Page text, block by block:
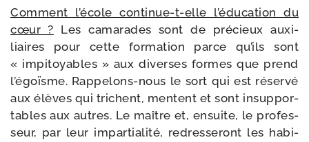
Comment l’é­cole continue-​t-​elle l’é­du­ca­tion du
cœur ? Les cama­rades sont de pré­cieux auxi­
liaires pour cette for­ma­tion parce qu’ils sont
« impi­toyables » aux diverses formes que prend
l’é­goïsme. Rappelons-​nous le sort qui est réser­vé
aux élèves qui trichent, mentent et sont insup­por­
tables aux autres. Le maître et, ensuite, le pro­fes­
seur, par leur impar­tia­li­té, redres­se­ront les habi­